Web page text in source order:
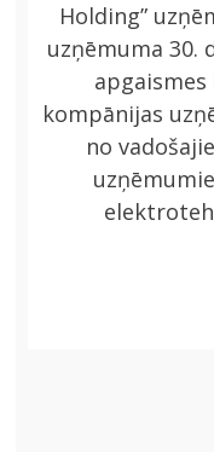
Holding”
uzņēmuma 30.
kompānijas
no